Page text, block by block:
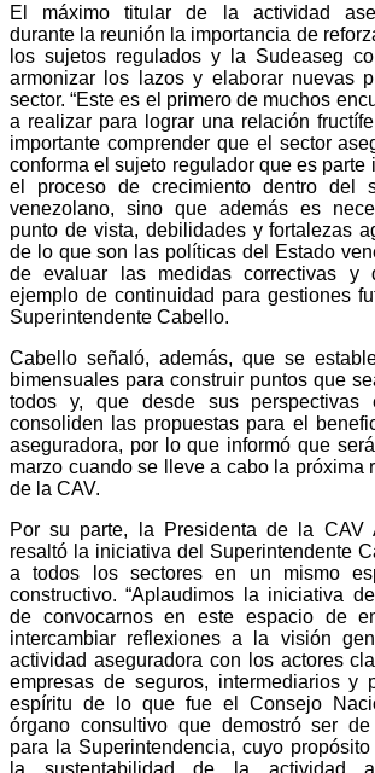
El máximo titular de la actividad
durante la reunión la importancia de
los sujetos regulados y la Sudeaseg
armonizar los lazos y elaborar nuevas
sector. “Este es el primero de muchos
a realizar para lograr una relación
importante comprender que el sector
conforma el sujeto regulador que es parte
el proceso de crecimiento dentro del
venezolano, sino que además es
punto de vista, debilidades y fortalezas
de lo que son las políticas del Estado
de evaluar las medidas correctivas y
ejemplo de continuidad para gestiones
Superintendente Cabello.
Cabello señaló, además, que se
bimensuales para construir puntos que
todos y, que desde sus perspectivas
consoliden las propuestas para el
aseguradora, por lo que informó que
marzo cuando se lleve a cabo la próxima
de la CAV.
Por su parte, la Presidenta de la CAV
resaltó la iniciativa del Superintendente
a todos los sectores en un mismo
constructivo. “Aplaudimos la iniciativa
de convocarnos en este espacio de
intercambiar reflexiones a la visión
actividad aseguradora con los actores
empresas de seguros, intermediarios y
espíritu de lo que fue el Consejo
órgano consultivo que demostró ser
para la Superintendencia, cuyo
la sustentabilidad de la actividad